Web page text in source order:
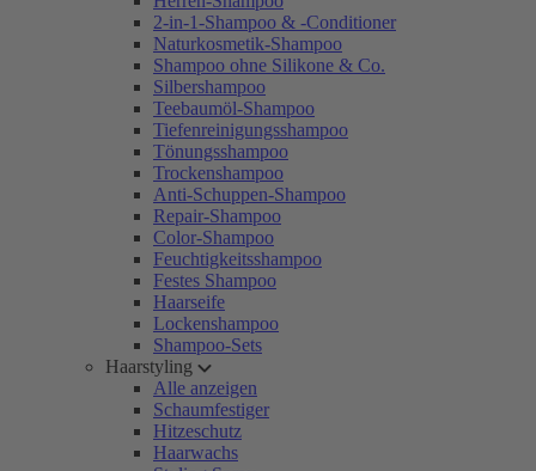
2-in-1-Shampoo & -Conditioner
Naturkosmetik-Shampoo
Shampoo ohne Silikone & Co.
Silbershampoo
Teebaumöl-Shampoo
Tiefenreinigungsshampoo
Tönungsshampoo
Trockenshampoo
Anti-Schuppen-Shampoo
Repair-Shampoo
Color-Shampoo
Feuchtigkeitsshampoo
Festes Shampoo
Haarseife
Lockenshampoo
Shampoo-Sets
Haarstyling
Alle anzeigen
Schaumfestiger
Hitzeschutz
Haarwachs